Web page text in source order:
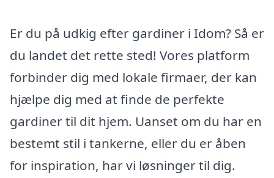
Er du på udkig efter gardiner i Idom? Så er
du landet det rette sted! Vores platform
forbinder dig med lokale firmaer, der kan
hjælpe dig med at finde de perfekte
gardiner til dit hjem. Uanset om du har en
bestemt stil i tankerne, eller du er åben
for inspiration, har vi løsninger til dig.